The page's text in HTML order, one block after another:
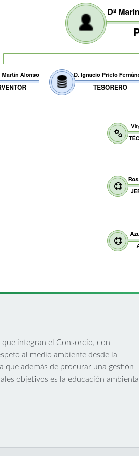
integran el Consorcio, con
al medio ambiente desde la
que además de procurar una gestión
objetivos es la educación ambiental